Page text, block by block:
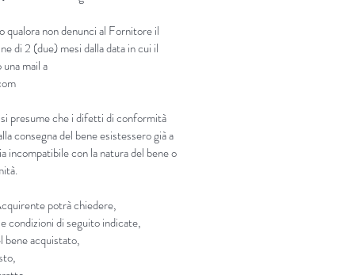
in: 100ml, 200ml, 500ml,
qualora non denunci al Fornitore il
di 2 (due) mesi dalla data in cui il
mail a
presume che i difetti di conformità
consegna del bene esistessero già a
incompatibile con la natura del bene o
potrà chiedere,
condizioni di seguito indicate,
bene acquistato,